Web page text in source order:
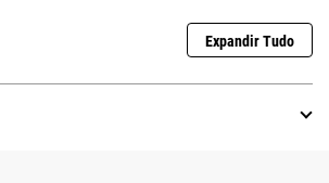
Expandir Tudo